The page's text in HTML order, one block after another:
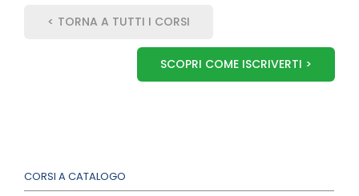
CORSI A CATALOGO
< TORNA A TUTTI I CORSI
SCOPRI COME ISCRIVERTI >